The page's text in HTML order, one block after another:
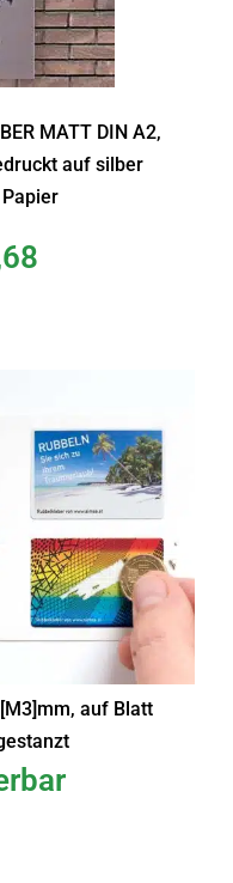
MATT DIN A2,
auf silber
auf Blatt